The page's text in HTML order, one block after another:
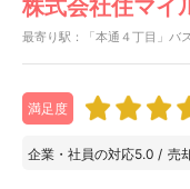
株式会社住マイ
最寄り駅：「本通４丁目」バ
満足度
企業・社員の対応5.0 / 売